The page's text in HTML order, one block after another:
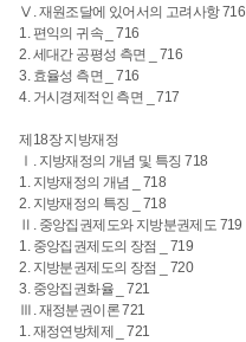
Ⅴ. 재원조달에 있어서의 고려사항 716
1. 편익의 귀속 _ 716
2. 세대간 공평성 측면 _ 716
3. 효율성 측면 _ 716
4. 거시경제적인 측면 _ 717
제18장 지방재정
Ⅰ. 지방재정의 개념 및 특징 718
1. 지방재정의 개념 _ 718
2. 지방재정의 특징 _ 718
Ⅱ. 중앙집권제도와 지방분권제도 719
1. 중앙집권제도의 장점 _ 719
2. 지방분권제도의 장점 _ 720
3. 중앙집권화율 _ 721
Ⅲ. 재정분권이론 721
1. 재정연방체제 _ 721